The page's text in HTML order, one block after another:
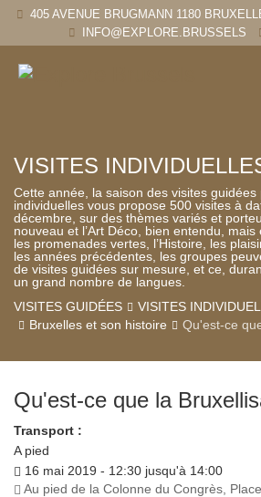
405 AVENUE BRUGMANN 1180
INFO@EXPLORE.BRUSSELS
VISITES
Cette année, la saison des visites
individuelles vous propose 500 visites à
décembre, sur des thèmes variés et
nouveau et l’Art Déco, bien entendu, mais
les promenades vertes, l’Histoire, les
les années précédentes, les groupes
de visites guidées sur mesure, et ce,
un grand nombre de langues.
VISITES GUIDÉES
VISITES
Bruxelles et son histoire
Qu'est-ce
Qu'est-ce que la
Transport :
A pied
16 mai 2019 - 12:30 jusqu'à 14:00
Au pied de la Colonne du Congrès,